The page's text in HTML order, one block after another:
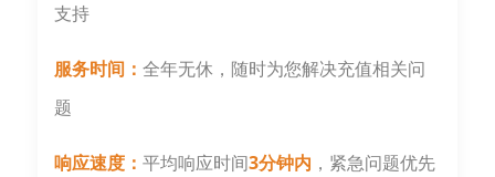
支持
服务时间：全年无休，随时为您解决充值相关问
题
响应速度：平均响应时间3分钟内 ，紧急问题优先